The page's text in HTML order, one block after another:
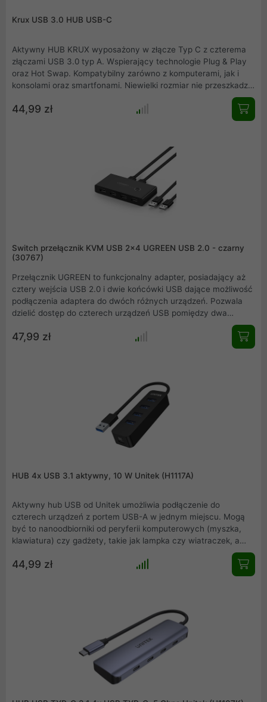
Krux USB 3.0 HUB USB-C
Aktywny HUB KRUX wyposażony w złącze Typ C z czterema
złączami USB 3.0 typ A. Wspierający technologie Plug & Play
oraz Hot Swap. Kompatybilny zarówno z komputerami, jak i
konsolami oraz smartfonami. Niewielki rozmiar nie przeszkadza
szerokim odstępom pomiędzy każdym portem, większość
urządzeń wyposażonych w złącze USB będzie mogło zostać
44,99 zł
Switch przełącznik KVM USB 2x4 UGREEN USB 2.0 - czarny
(30767)
Przełącznik UGREEN to funkcjonalny adapter, posiadający aż
cztery wejścia USB 2.0 i dwie końcówki USB dające możliwość
podłączenia adaptera do dwóch różnych urządzeń. Pozwala
dzielić dostęp do czterech urządzeń USB pomiędzy dwa
dzielić urządzenia USB pomiędzy dwoma komputerami.
47,99 zł
HUB 4x USB 3.1 aktywny, 10 W Unitek (H1117A)
Aktywny hub USB od Unitek umożliwia podłączenie do
czterech urządzeń z portem USB-A w jednym miejscu. Mogą
być to nanoodbiorniki od peryferii komputerowych (myszka,
klawiatura) czy gadżety, takie jak lampka czy wiatraczek, a
nawet obudowa z dyskiem twardym. To wygodne rozwiązanie,
zwłaszcza, kiedy laptop albo pecet ma ograniczoną ilość
44,99 zł